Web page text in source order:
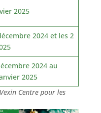
2025
2024 et les 2
2024 au
2025
Centre pour les